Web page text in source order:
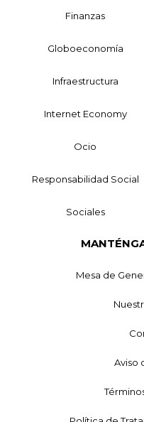
Finanzas
Globoeconomía
Infraestructura
Internet Economy
Ocio
Responsabilidad Social
Sociales
Mesa de
Aviso